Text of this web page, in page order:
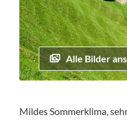
Alle Bilder
der
Mildes Sommerklima,